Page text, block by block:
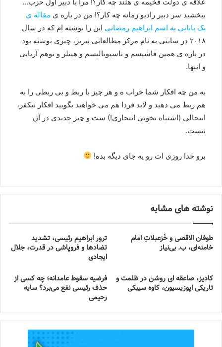
ببخشید سر دبیر رادیو زمانه چه کار؟! من در باره ی مقاله ی
یک بابایی به اسم ابراهیم رمضانی این را نوشته ام که در سال
۲۰۱۸ در سایتی به نام مرکز مطالعاتی تبریز، چیزی نوشته بود
در باره ی همین فاشیسم و ناسیونالیسم و هیتلر و توهم آریایی
و اینها.
به من چه افکار شما خراب ه و هر چیز با ربط و بی ربطی را به
هم ربط می دهید و لابد فردا هم می خواهید بگویید افکار نیکفر،
انتحالی (اشتباه نخونی انتحاری!) ست و چیز جدیدی در آن
نیست.
برو خدا روزی ات رو یه جای دیگه بده!
نوشته های مشابه
طوفان الاقصی و خُزعبلاتِ امام
خامنه‌ای، ب. بی‌نیاز
ترور ابراهیم رئیسی، تشدید
تضادها و فروپاشی در قدرت، جلال
ایجادی
کادیز، صاعقه ای روشن در ظلمت و
تاریکی اپوزیسیون، کاوه سیبکی
فرضیه سقوط عامدانه؛ چه کسی از
حذف رئیسی نفع می‌برد؟ سایه
رحیمی